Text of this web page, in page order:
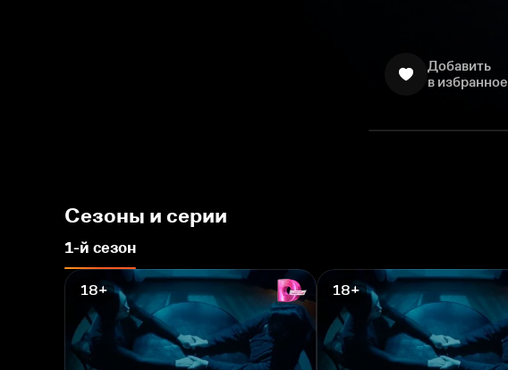
Добавить
в избранное
Сезоны и серии
1-й сезон
18+ 18+